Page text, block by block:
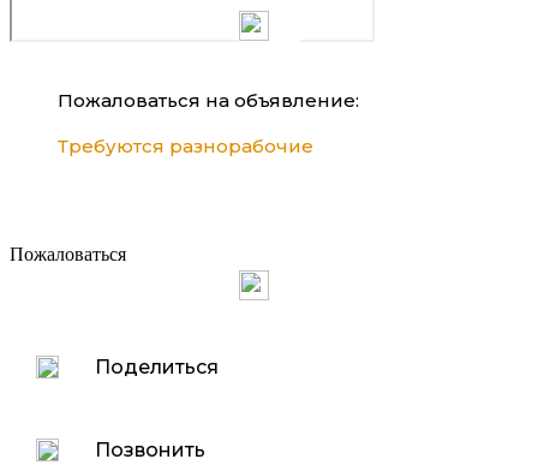
Пожаловаться на объявление:
Требуются разнорабочие
Пожаловаться
Поделиться
Позвонить